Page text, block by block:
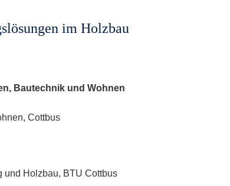
im Holzbau
Bautechnik und Wohnen
Cottbus
und Holzbau, BTU Cottbus